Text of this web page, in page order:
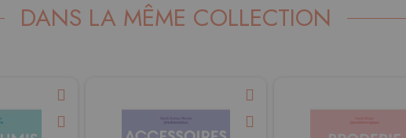
DANS LA MÊME COLLECTION